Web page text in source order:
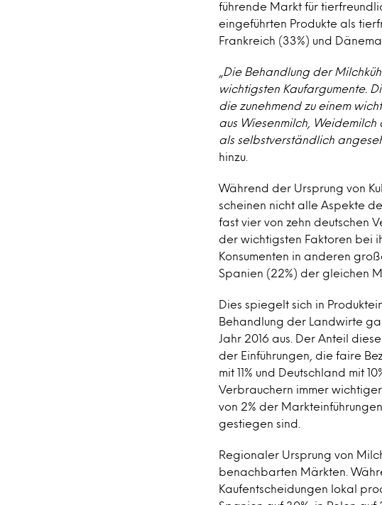
führende Markt für
eingeführten Produkte als
Frankreich (33%) und
Die Behandlung der
wichtigsten Kaufargumente.
die zunehmend zu einem
aus Wiesenmilch,
als selbstverständlich
hinzu.
Während der Ursprung von
scheinen nicht alle Aspekte
fast vier von zehn deutschen
der wichtigsten Faktoren bei
Konsumenten in anderen
Spanien (22%) der gleichen
Dies spiegelt sich in
Behandlung der Landwirte
Jahr 2016 aus. Der Anteil
der Einführungen, die faire
mit 11% und Deutschland mit
Verbrauchern immer
von 2% der
gestiegen sind.
Regionaler Ursprung von
benachbarten Märkten.
Kaufentscheidungen lokal